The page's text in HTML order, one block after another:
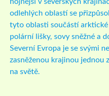
odlehlých oblastí se
tyto oblasti součástí arktické
polární lišky, sovy sněžné a
Severní Evropa je se svými
zasněženou krajinou jednou
na světě.